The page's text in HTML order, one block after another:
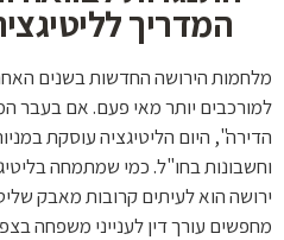
המדריך
מלחמות הירושה החדשות בשנים
למורכבים יותר מאי פעם. אם בעבר
הדירה", היום הליטיגציה עוסקת
וחשבונות בחו"ל. כמי שמתמחה
ירושה הוא לעיתים קרובות מאבק
מחפשים עורך דין לענייני משפחה